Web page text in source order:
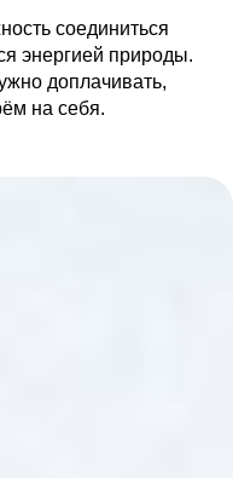
соединиться
энергией природы.
доплачивать,
на себя.